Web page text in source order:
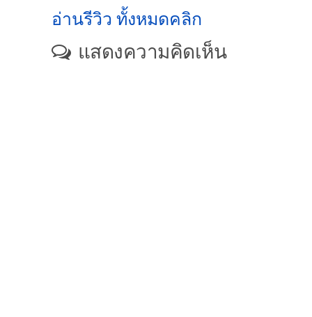
อ่านรีวิว ทั้งหมดคลิก
แสดงความคิดเห็น